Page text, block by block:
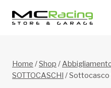
Home /Shop /
SOTTOCASCHI /Sottocasco